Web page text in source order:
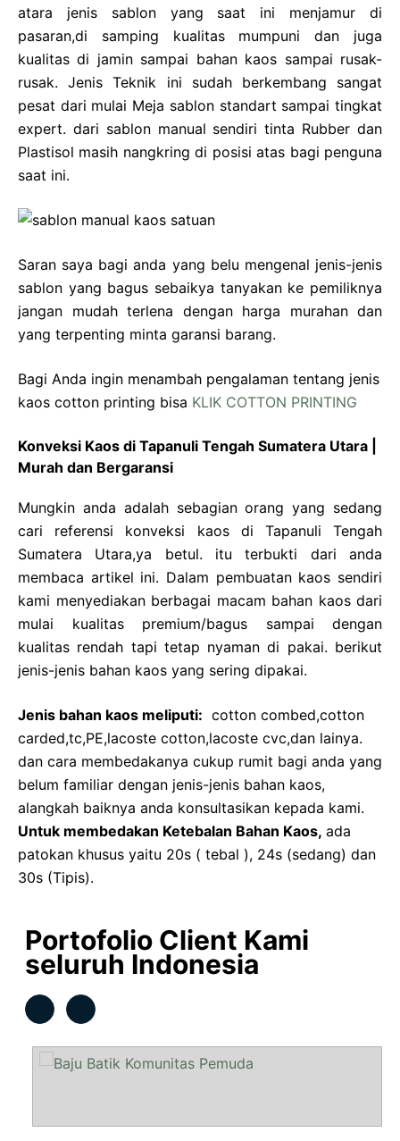
atara jenis sablon yang saat ini menjamur di
pasaran,di samping kualitas mumpuni dan juga
kualitas di jamin sampai bahan kaos sampai rusak-
rusak. Jenis Teknik ini sudah berkembang sangat
pesat dari mulai Meja sablon standart sampai tingkat
expert. dari sablon manual sendiri tinta Rubber dan
Plastisol masih nangkring di posisi atas bagi penguna
saat ini.
Saran saya bagi anda yang belu mengenal jenis-jenis
sablon yang bagus sebaikya tanyakan ke pemiliknya
jangan mudah terlena dengan harga murahan dan
yang terpenting minta garansi barang.
Bagi Anda ingin menambah pengalaman tentang jenis
kaos cotton printing bisa KLIK COTTON PRINTING
Konveksi Kaos di Tapanuli Tengah Sumatera Utara |
Murah dan Bergaransi
Mungkin anda adalah sebagian orang yang sedang
cari referensi konveksi kaos di Tapanuli Tengah
Sumatera Utara,ya betul. itu terbukti dari anda
membaca artikel ini. Dalam pembuatan kaos sendiri
kami menyediakan berbagai macam bahan kaos dari
mulai kualitas premium/bagus sampai dengan
kualitas rendah tapi tetap nyaman di pakai. berikut
jenis-jenis bahan kaos yang sering dipakai.
Jenis bahan kaos meliputi: cotton combed,cotton
carded,tc,PE,lacoste cotton,lacoste cvc,dan lainya.
dan cara membedakanya cukup rumit bagi anda yang
belum familiar dengan jenis-jenis bahan kaos,
alangkah baiknya anda konsultasikan kepada kami.
Untuk membedakan Ketebalan Bahan Kaos, ada
patokan khusus yaitu 20s ( tebal ), 24s (sedang) dan
30s (Tipis).
Portofolio Client Kami
seluruh Indonesia